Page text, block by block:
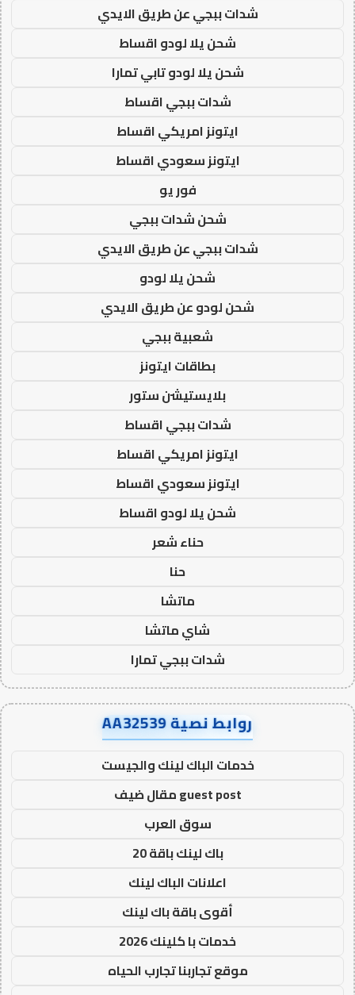
شدات ببجي عن طريق الايدي
شحن يلا لودو اقساط
شحن يلا لودو تابي تمارا
شدات ببجي اقساط
ايتونز امريكي اقساط
ايتونز سعودي اقساط
فور يو
شحن شدات ببجي
شدات ببجي عن طريق الايدي
شحن يلا لودو
شحن لودو عن طريق الايدي
شعبية ببجي
بطاقات ايتونز
بلايستيشن ستور
شدات ببجي اقساط
ايتونز امريكي اقساط
ايتونز سعودي اقساط
شحن يلا لودو اقساط
حناء شعر
حنا
ماتشا
شاي ماتشا
شدات ببجي تمارا
روابط نصية AA32539
خدمات الباك لينك والجيست
guest post مقال ضيف
سوق العرب
باك لينك باقة 20
اعلانات الباك لينك
أقوى باقة باك لينك
خدمات با كلينك 2026
موقع تجاربنا تجارب الحياه